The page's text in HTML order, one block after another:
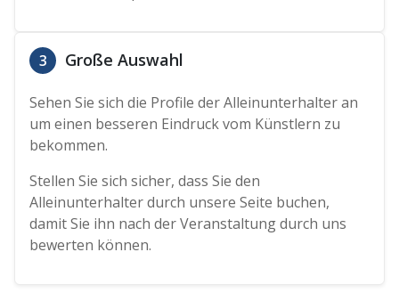
3 Große Auswahl
Sehen Sie sich die Profile der Alleinunterhalter an
um einen besseren Eindruck vom Künstlern zu
bekommen.
Stellen Sie sich sicher, dass Sie den
Alleinunterhalter durch unsere Seite buchen,
damit Sie ihn nach der Veranstaltung durch uns
bewerten können.